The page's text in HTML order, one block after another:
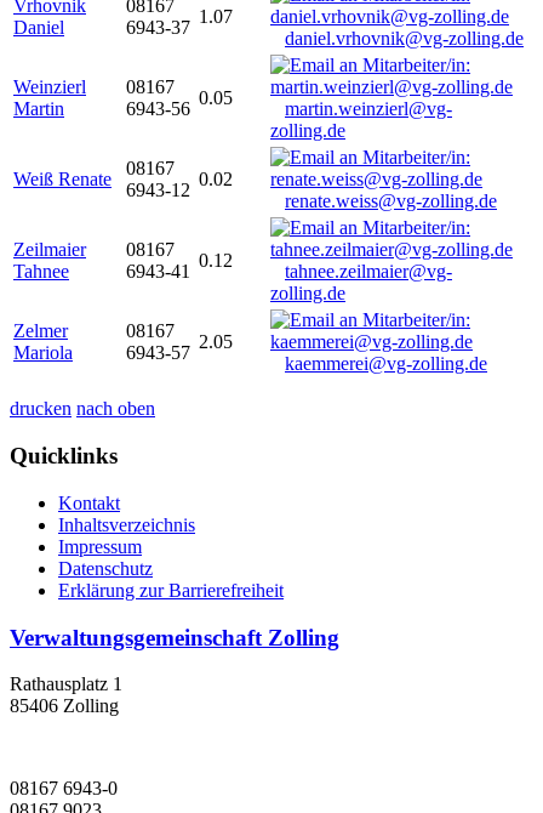
Vrhovnik
Daniel
08167
6943-37
1.07
daniel.vrhovnik@vg-zolling.de
Weinzierl
Martin
08167
6943-56
0.05
martin.weinzierl@vg-
zolling.de
Weiß Renate
08167
6943-12
0.02
renate.weiss@vg-zolling.de
Zeilmaier
Tahnee
08167
6943-41
0.12
tahnee.zeilmaier@vg-
zolling.de
Zelmer
Mariola
08167
6943-57
2.05
kaemmerei@vg-zolling.de
drucken nach oben
Quicklinks
Kontakt
Inhaltsverzeichnis
Impressum
Datenschutz
Erklärung zur Barrierefreiheit
Verwaltungsgemeinschaft Zolling
Rathausplatz 1
85406 Zolling
08167 6943-0